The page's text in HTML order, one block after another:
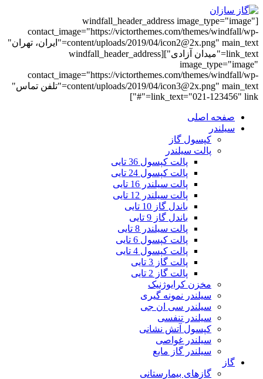
[windfall_header_address image_type="image"
contact_image="https://victorthemes.com/themes/windfall/wp-
content/uploads/2019/04/icon2@2x.png" main_text="ایران، تهران"
link_text="میدان آزادی"][windfall_header_address
image_type="image"
contact_image="https://victorthemes.com/themes/windfall/wp-
content/uploads/2019/04/icon3@2x.png" main_text="تلفن تماس"
link_text="021-123456" link="#"]
صفحه اصلی
سیلندر
کپسول گاز
پالت سیلندر
پالت کپسول 36 تایی
پالت کپسول 24 تایی
پالت سیلندر 16 تایی
پالت سیلندر 12 تایی
باندل گاز 10 تایی
باندل گاز 9 تایی
پالت سیلندر 8 تایی
پالت کپسول 6 تایی
پالت کپسول 4 تایی
پالت گاز 3 تایی
پالت گاز 2 تایی
مخزن کرایوژنیک
سیلندر نمونه گیری
سیلندر سی ان جی
سیلندر تنفسی
کپسول آتش نشانی
سیلندر غواصی
سیلندر گاز مایع
گاز
گازهای بیمارستانی